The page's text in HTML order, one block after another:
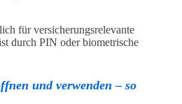
für versicherungsrelevante
durch PIN oder biometrische
und verwenden – so